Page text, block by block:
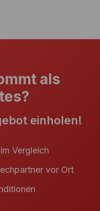
als
einholen!
Vergleich
vor Ort